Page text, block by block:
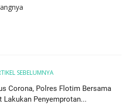
SEBELUMNYA
Corona, Polres Flotim Bersama
Lakukan Penyemprotan...